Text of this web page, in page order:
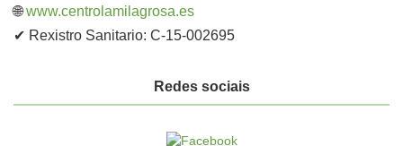
🌐www.centrolamilagrosa.es
✔ Rexistro Sanitario: C-15-002695
Redes sociais